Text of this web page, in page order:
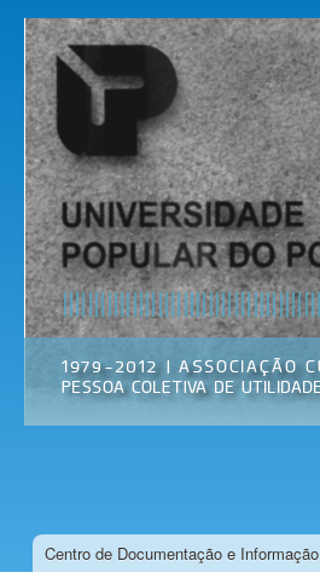
Universidade
Popular do
Porto
Associação
Cultural
Menu principal
Centro de Documentação e Informação